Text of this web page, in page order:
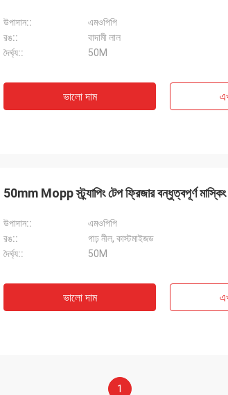
উপাদান::
এমওপিপি
রঙ::
বাদামী লাল
দৈর্ঘ্য::
50M
ভালো দাম
50mm Mopp স্ট্র্যাপিং টেপ ফ্রিজার বন্ধুত্বপূর্ণ
উপাদান::
এমওপিপি
রঙ::
গাঢ় নীল, কাস্টমাইজড
দৈর্ঘ্য::
50M
ভালো দাম
1